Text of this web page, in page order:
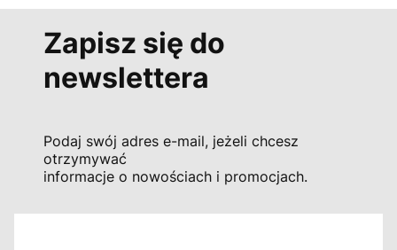
Zapisz się do
newslettera
Podaj swój adres e-mail, jeżeli chcesz
otrzymywać
informacje o nowościach i promocjach.